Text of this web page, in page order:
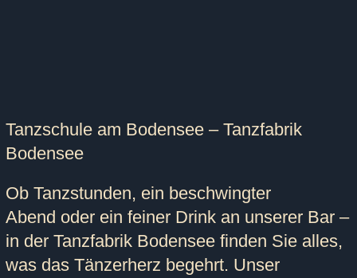
Tanzschule am Bodensee – Tanzfabrik
Bodensee
ObTanzstunden, ein beschwingter
Abend oder ein feiner Drink an unserer Bar –
in derTanzfabrik Bodensee finden Sie alles,
was das Tänzerherz begehrt. Unser